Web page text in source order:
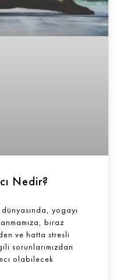
Nedir?
yogayı
biraz
ve hatta stresli
sorunlarımızdan
olabilecek